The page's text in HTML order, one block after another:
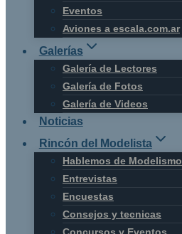
Eventos
Aviones a escala.com.ar
Galerías
Galería de Lectores
Galería de Fotos
Galería de Videos
Noticias
Rincón del Modelista
Hablemos de Modelismo
Entrevistas
Encuestas
Consejos y tecnicas